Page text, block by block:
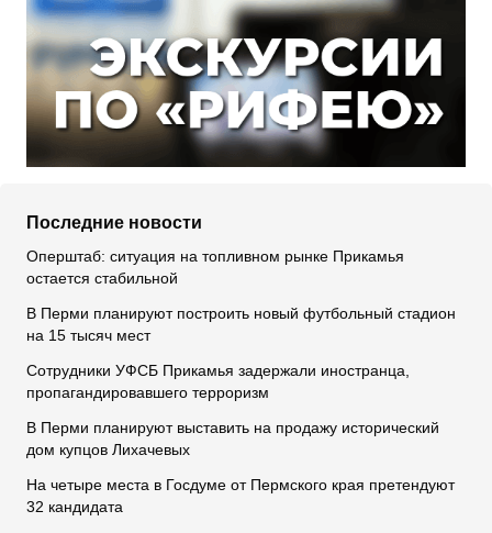
Последние новости
Оперштаб: ситуация на топливном рынке Прикамья
остается стабильной
В Перми планируют построить новый футбольный стадион
на 15 тысяч мест
Сотрудники УФСБ Прикамья задержали иностранца,
пропагандировавшего терроризм
В Перми планируют выставить на продажу исторический
дом купцов Лихачевых
На четыре места в Госдуме от Пермского края претендуют
32 кандидата